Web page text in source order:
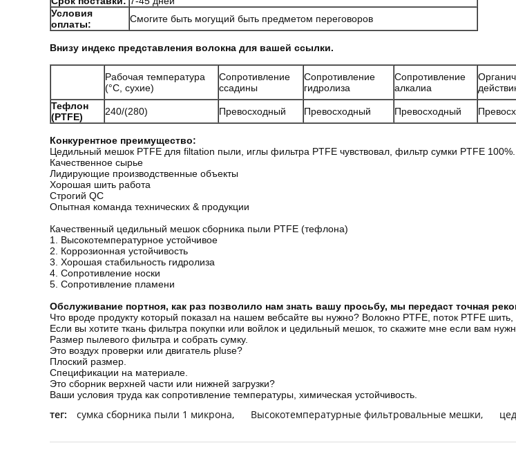
Условия
оплаты:
Смогите быть могущий быть предметом переговоров
Внизу индекс представления волокна для вашей ссылки.
Рабочая температура
(°C, сухие)
Сопротивление
ссадины
Сопротивление
гидролиза
Сопротивление
алкалиа
Тефлон
(PTFE)
240/(280) Превосходный Превосходный Превосходный
Конкурентное преимущество:
Цедильный мешок PTFE для filtation пыли, иглы фильтра PTFE чувствовал, фильтр сумки PTFE 100%.
Качественное сырье
Лидирующие производственные объекты
Хорошая шить работа
Строгий QC
Опытная команда технических & продукции
Качественный цедильный мешок сборника пыли PTFE (тефлона)
1. Высокотемпературное устойчивое
2. Коррозионная устойчивость
3. Хорошая стабильность гидролиза
4. Сопротивление носки
5. Сопротивление пламени
Обслуживание портноя, как раз позволило нам знать вашу просьбу, мы передаст точная
Что вроде продукту который показал на нашем вебсайте вы нужно? Волокно PTFE, поток PTFE
Если вы хотите ткань фильтра покупки или войлок и цедильный мешок, то скажите мне если вам
Размер пылевого фильтра и собрать сумку.
Это воздух проверки или двигатель pluse?
Плоский размер.
Спецификации на материале.
Это сборник верхней части или нижней загрузки?
Ваши условия труда как сопротивление температуры, химическая устойчивость.
тег: сумка сборника пыли 1 микрона, Высокотемпературные фильтровальные мешки,